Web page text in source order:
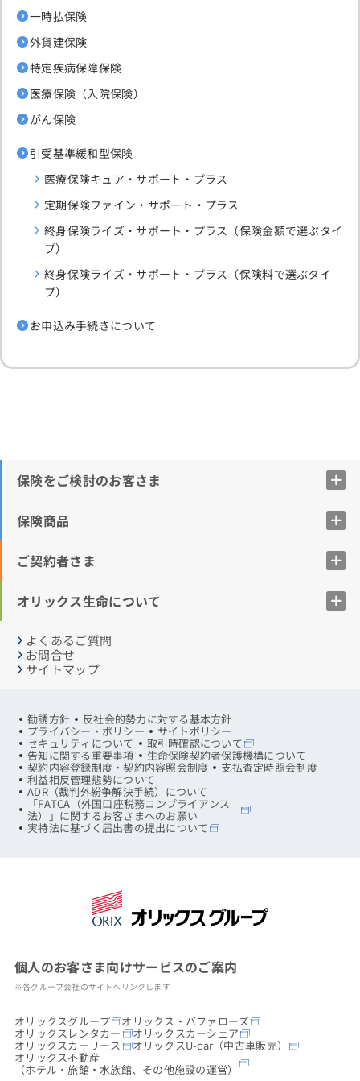
一時払保険
外貨建保険
特定疾病保障保険
医療保険（入院保険）
がん保険
引受基準緩和型保険
医療保険キュア・サポート・プラス
定期保険ファイン・サポート・プラス
終身保険ライズ・サポート・プラス（保険金額で選ぶタイ
プ）
終身保険ライズ・サポート・プラス（保険料で選ぶタイ
プ）
お申込み手続きについて
保険をご検討のお客さま
保険商品
ご契約者さま
オリックス生命について
よくあるご質問
お問合せ
サイトマップ
勧誘方針 反社会的勢力に対する基本方針
プライバシー・ポリシー サイトポリシー
セキュリティについて 取引時確認について
告知に関する重要事項 生命保険契約者保護機構について
契約内容登録制度・契約内容照会制度 支払査定時照会制度
利益相反管理態勢について
ADR（裁判外紛争解決手続）について
「FATCA（外国口座税務コンプライアンス
法）」に関するお客さまへのお願い
実特法に基づく届出書の提出について
個人のお客さま向けサービスのご案内
※各グループ会社のサイトへリンクします
オリックスグループ オリックス・バファローズ
オリックスレンタカー オリックスカーシェア
オリックスカーリース オリックスU-car（中古車販売）
オリックス不動産
（ホテル・旅館・水族館、その他施設の運営）